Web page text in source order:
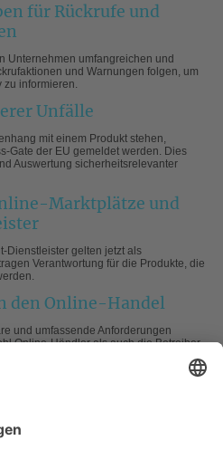
für Rückrufe und
Unternehmen umfangreichen und
und Warnungen folgen, um
zu informieren.
Unfälle
mit einem Produkt stehen,
Gate der EU gemeldet werden. Dies
Auswertung sicherheitsrelevanter
Marktplätze und
Dienstleister gelten jetzt als
Verantwortung für die Produkte, die
den Online-Handel
und umfassende Anforderungen
Online-Händler als auch die Betreiber
und der Produktsicherheit in
wird eine höhere Transparenz und